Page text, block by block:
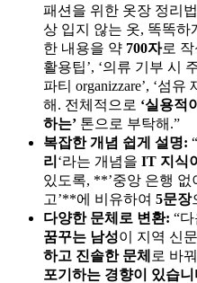
패션을 위한 옷장 정리
상 입지 않는 옷, 똑똑하
한 내용을 약 700자로
활용팁’, ‘의류 기부 시
파티 organizzare’, ‘섬
해. 전체적으로 ‘실용적
하는’ 톤으로 부탁해.”
복잡한 개념 쉽게 설명:
리 ‘라는 개념을 IT 지식
있도록, **’중앙 은행
고’**에 비유하여 5문장
다양한 문체로 변환: “
꿈꾸는 남성이 지역 신
하고 진솔한 문체 로 바
포기하는 경향이 있습